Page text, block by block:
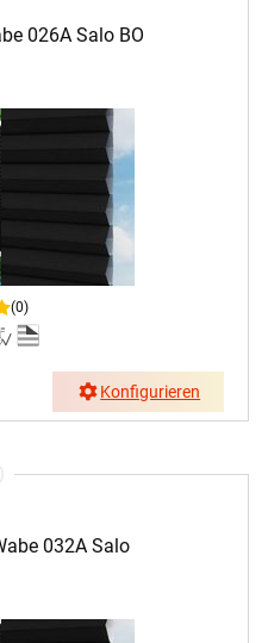
026A Salo BO
(0)
Konfigurieren
032A Salo